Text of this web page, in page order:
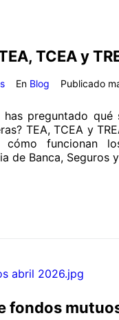
TCEA y
En Blog Publicado
has preguntado
TEA, TCEA y
cómo funcionan
de Banca, Seguros
fondos